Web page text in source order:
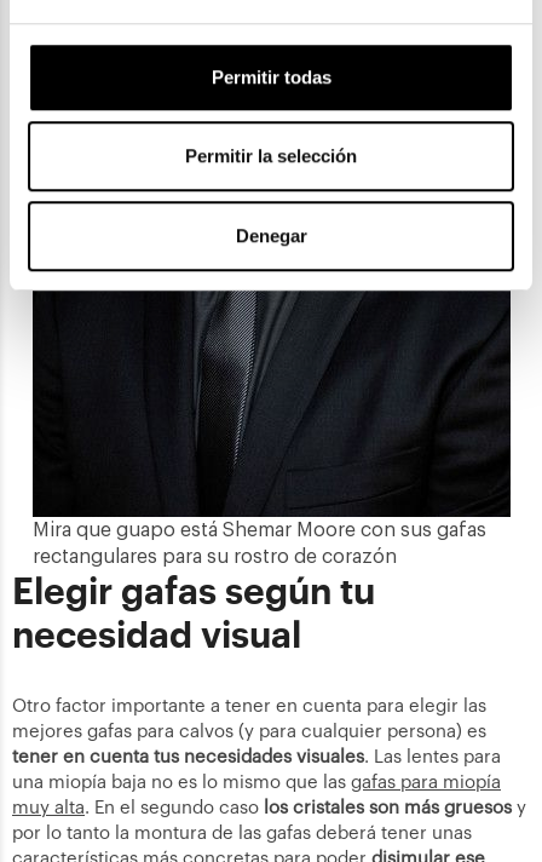
Permitir todas
Permitir la selección
Denegar
Mira que guapo está Shemar Moore con sus gafas
rectangulares para su rostro de corazón
Elegir gafas según tu
necesidad visual
Otro factor importante a tener en cuenta para elegir las
mejores gafas para calvos (y para cualquier persona) es
tener en cuenta tus necesidades visuales. Las lentes para
una miopía baja no es lo mismo que las gafas para miopía
muy alta. En el segundo caso los cristales son más gruesosy
por lo tanto la montura de las gafas deberá tener unas